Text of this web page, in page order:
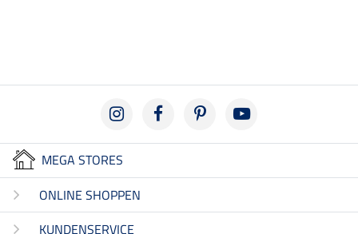
MEGA STORES
ONLINE SHOPPEN
KUNDENSERVICE